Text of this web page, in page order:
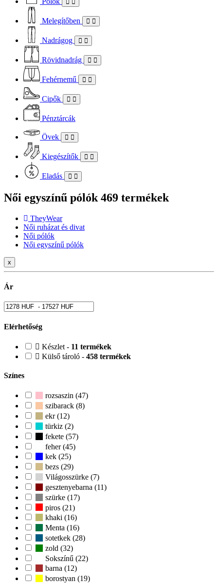
Melegítőben
Nadrágog
Rövidnadrág
Fehérnemű
Cipők
Pénztárcák
Övek
Kiegészítők
Eladás
Női egyszínű pólók 469 termékek
TheyWear
Női ruházat és divat
Női pólók
Női egyszínű pólók
x
Ár
Elérhetőség
Készlet - 11 termékek
Külső tároló - 458 termékek
Színes
rozsaszin (47)
szibarack (8)
ekr (12)
türkiz (2)
fekete (57)
feher (45)
kek (25)
bezs (29)
Világosszürke (7)
gesztenyebarna (11)
szürke (17)
piros (21)
khaki (16)
Menta (16)
sotetkek (28)
zold (32)
Sokszínű (22)
barna (12)
borostyan (19)